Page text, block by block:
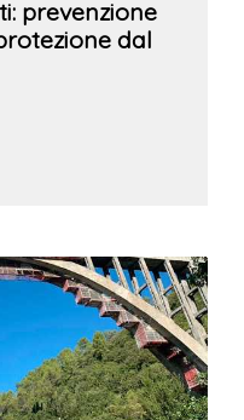
prevenzione
dal